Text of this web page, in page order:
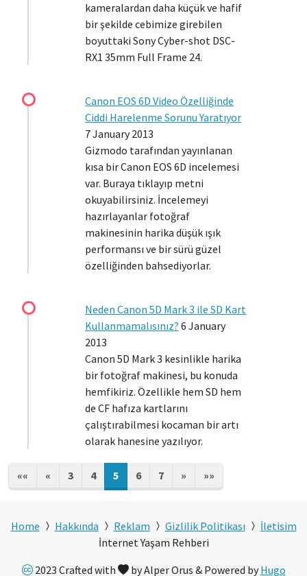
kameralardan daha küçük ve hafif
bir şekilde cebimize girebilen
boyuttaki Sony Cyber-shot DSC-
RX1 35mm Full Frame 24.
Canon EOS 6D Video Özelliğinde
Ciddi Harelenme Sorunu Yaratıyor
7 January 2013
Gizmodo tarafından yayınlanan
kısa bir Canon EOS 6D incelemesi
var. Buraya tıklayıp metni
okuyabilirsiniz. İncelemeyi
hazırlayanlar fotoğraf
makinesinin harika düşük ışık
performansı ve bir sürü güzel
özelliğinden bahsediyorlar.
Neden Canon 5D Mark 3 ile SD Kart
Kullanmamalısınız? 6 January
2013
Canon 5D Mark 3 kesinlikle harika
bir fotoğraf makinesi, bu konuda
hemfikiriz. Özellikle hem SD hem
de CF hafıza kartlarını
çalıştırabilmesi kocaman bir artı
olarak hanesine yazılıyor.
«« « 3 4 5 6 7 » »»
Home Hakkında Reklam Gizlilik Politikası
İletisim
İnternet Yaşam Rehberi
2023 Crafted with
by Alper Orus & Powered byHugo